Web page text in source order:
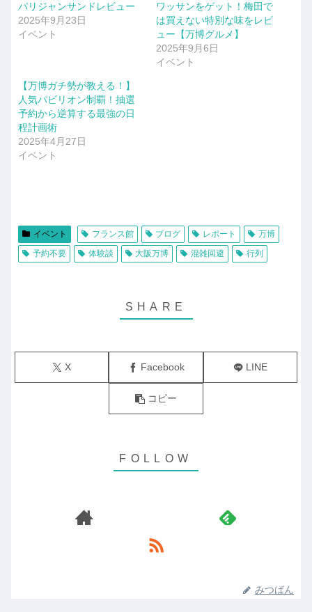
パリジャンサンドレビュー
2025年9月23日
イベント
ワッサンをゲット！梅田で
は買えない特別な味をレビ
ュー【万博グルメ】
2025年9月6日
イベント
【万博ガチ勢が教える！】
人気パビリオン制覇！抽選
予約から逆算する最強の日
程計画術
2025年4月27日
イベント
イベント フランス館 ブログ レポート
万博
予約不要
体験談 大阪万博 混雑回避 行列
X Facebook LINE
コピー
みつばん